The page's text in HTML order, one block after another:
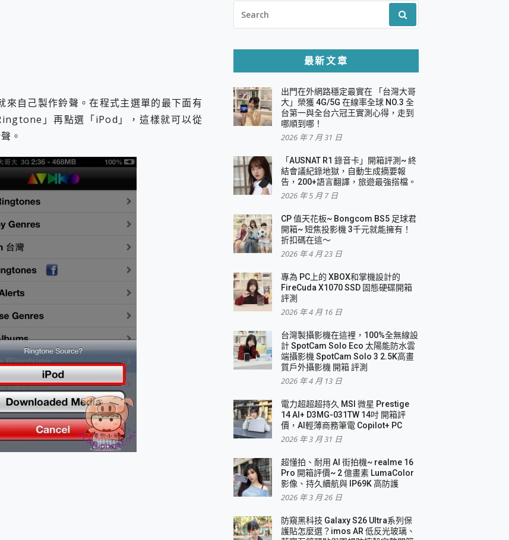
14 AI+ D3MG-031TW 14吋 開箱評價，AI輕薄商務筆電 Copilot+ PC
列 與 Moto | Swarovski razr 60 冰藍限定版本 開箱 評測
手! VideoProc Converter AI 新版全解析 × 年末優惠，一篇全看懂
響 氛圍情境燈 我通通都要！ Starfish 2 幻彩膠囊投影機｜結合「 智慧投影 & 煥彩流動 」的沈浸
Mercury K1 系列 異星機械鍵盤與 Mercury X 系列 輕量無線電競滑鼠 開箱 評測
！ imos 首家導入 UL MCV 行銷宣告驗證的手機配件品牌
慶 EaseUS 21 週年到來，「Slogan 海報徵稿活動」好康大放送
MagReact MXs2 5000mAh薄型磁吸無線急速行動電源 開箱 評測
PRO 穿戴式智慧冷暖調溫裝置 開箱 評測
升級，GO Fest 五折優惠嗨翻天！支援 iOS/Android！
Ultra 誰能滿足全場景拍攝需求？
錄音膠囊~ 您的AI 秘書已上線 每月免費送你 300分鐘轉寫
雷 AI・Gaming・創作儲存方案登場，趕快來AGI亞奇雷挑戰任務抽 PS5！
MagReact M5 10000mAh 5合1 磁吸無線急速行動電源 開箱 評測
儲能救車電源】 可靠的旅行夥伴！帶給您優異的安全性與強大供電效能
微星 Modern MD272UPSW 27型」 4K IPS 輕薄商用智慧聯網螢幕 開箱 評測
Edition 觸控AI筆電 開箱 評測
實測，realme 14 5G 遊戲戰鬥值爆表，效能x娛樂全都要！
機 三個設備充電一起搞定 ONPRO MagReact™ M3 3 in 1可攜摺疊無線充電器 開箱 評測
式耳掛耳機，無感配戴! 超穩超服貼，音質、通話也很優質
潮流攝影棚!
衣莉莎白 H1 Neo分子篩洗脫烘 AI 滾筒洗衣機
的家 MSI Nest Docking Station 掌機專屬擴充底座 開箱 評測
SoundBox 劇院串流盒 開箱 評測
X200 Pro、vivo X200 就是這麼好拍
去聲器一鍵去除人聲 人聲 音樂分離 2024 消除人聲推薦
AnyGo 魔物獵人 Now飛人 ios教學 不出門也可以到處走
不出門也可以飛遍全世界
5個設備 充好充滿 CUKTECH 酷態科 300W 微型充電站 開箱 評測
簡單 EaseUS Data Recovery Wizard Free 18.0.0 業界最好的資料救援軟體
的 Leica 影像旗艦手機! 加碼小旗艦 Xiaomi 14 開箱 評測
自己製作鈴聲。在程式主選單的最下面有
」再點選「iPod」，這樣就可以從
。
FOR:
最新文章
出門在外網路穩定最實在 「台灣大哥
大」榮獲 4G/5G 在線率全球 NO.3 全
台第一與全台六冠王實測心得，走到
哪順到哪！
2026 年 7 月 31 日
「AUSNAT R1 錄音卡」開箱評測~ 終
結會議紀錄地獄，自動生成摘要報
告，200+語言翻譯，旅遊最強搭檔。
2026 年 5 月 7 日
CP 值天花板~ Bongcom BS5 足球君
開箱~ 短焦投影機 3千元就能擁有！
折扣碼在這～
2026 年 4 月 23 日
專為 PC上的 XBOX和掌機設計的
FireCuda X1070 SSD 固態硬碟開箱
評測
2026 年 4 月 16 日
台灣製攝影機在這裡，100%全無線設
計 SpotCam Solo Eco 太陽能防水雲
端攝影機 SpotCam Solo 3 2.5K高畫
質戶外攝影機 開箱 評測
2026 年 4 月 13 日
電力超超超持久 MSI 微星 Prestige
14 AI+ D3MG-031TW 14吋 開箱評
價，AI輕薄商務筆電 Copilot+ PC
2026 年 3 月 31 日
超懂拍、耐用 AI 街拍機~ realme 16
Pro 開箱評價~ 2 億畫素 LumaColor
影像、持久續航與 IP69K 高防護
2026 年 3 月 26 日
防窺黑科技 Galaxy S26 Ultra系列保
護貼怎麼選？imos AR 低反光玻璃、